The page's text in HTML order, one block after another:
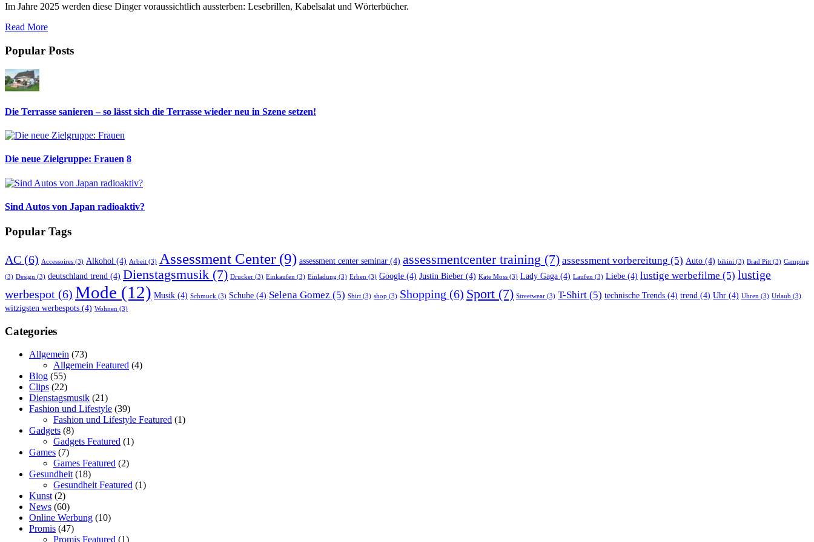
Im Jahre 2025 werden diese Dinger voraussichtlich aussterben: Lesebrillen, Kabelsalat und Wörterbücher.
Read More
Popular Posts
Die Terrasse sanieren – so lässt sich die Terrasse wieder neu in Szene setzen!
Die neue Zielgruppe: Frauen 8
Sind Autos von Japan radioaktiv?
Popular Tags
AC (6) Accessoires (3) Alkohol (4) Arbeit (3) Assessment Center(9) assessment center seminar (4) assessmentcenter training (7) assessment vorbereitung (5) Auto (4) bikini (3) Brad Pitt (3) Camping
(3) Design (3) deutschland trend (4) Dienstagsmusik (7) Drucker (3) Einkaufen (3) Einladung (3) Erben (3) Google (4) Justin Bieber (4) Kate Moss (3) Lady Gaga (4) Laufen (3) Liebe (4) lustige werbefilme (5) lustige
werbespot (6) Mode (12) Musik (4) Schmuck (3) Schuhe (4) Selena Gomez (5) Shirt (3) shop (3) Shopping (6) Sport (7) Streetwear (3) T-Shirt (5) technische Trends (4) trend (4) Uhr (4) Uhren (3) Urlaub (3)
witzigsten werbespots (4) Wohnen (3)
Categories
Allgemein (73)
Allgemein Featured (4)
Blog (55)
Clips (22)
Dienstagsmusik (21)
Fashion und Lifestyle (39)
Fashion und Lifestyle Featured (1)
Gadgets (8)
Gadgets Featured (1)
Games (7)
Games Featured (2)
Gesundheit(18)
Gesundheit Featured (1)
Kunst(2)
News (60)
Online Werbung (10)
Promis (47)
Promis Featured (1)